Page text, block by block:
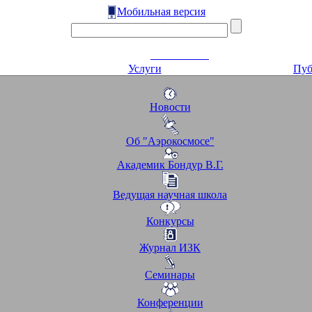
Мобильная версия
Услуги
Новости
Об "Аэрокосмосе"
Академик Бондур В.Г.
Ведущая научная школа
Конкурсы
Журнал ИЗК
Семинары
Конференции